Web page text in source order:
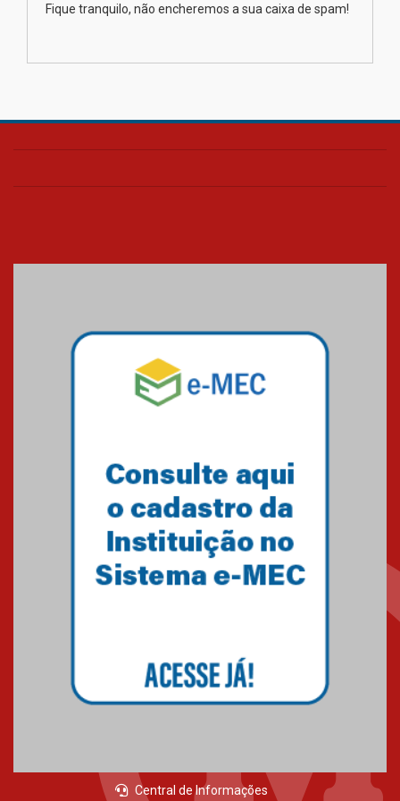
de pulmão
Fique tranquilo, não encheremos a sua caixa de spam!
Central de Informações